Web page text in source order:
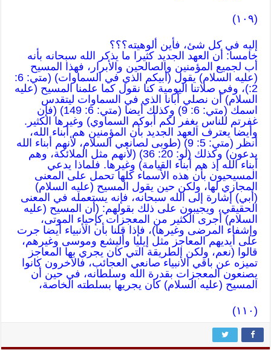
(١٠٩)
إليه في كل شئ، فأين ألوهيته؟؟؟
خامسا: أن العهد الجديد كثيرا ما يذكر الله سبحانه بأنه
أب لجميع المؤمنين والصالحين والأبرار، فهذا المسيح
(عليه السلام) يقول (أبيكم الذي في السماوات) (متي: 6:
2:)، وفي صلاتنا اليومية كنا نقول كما علمنا المسيح (عليه
السلام) أن نصلي أبانا الذي في السماوات ليتقدس
اسمك (متي: 6: 9) وكذلك أيضا (متي: 6: 149) (فإن
غفرتم للناس يغفر لكم أبوكم السماوي) وغيرها الكثير.
وأيضا يعترف العهد الجديد بأن المؤمنين هم أبناء الله،
أنظر (متي: 5: 9) (طوبى لصانعي السلام، لأنهم أبناء الله
يدعون) وكذلك (لو: 20: 36) (لأنهم مثل الملائكة، وهم
أبناء الله إذ هم أبناء القيامة) وغيرها. فلماذا يدعي
المسيحيون بأن هذه الأسماء كلها تحمل على المعنى
المجازي لها، ولكن حين يقول المسيح (عليه السلام)
(أبي) إشارة إلى الله سبحانه، فإنه يستعمله في المعنى
الحقيقي، ويجيبون على ذلك بقولهم: (أن المسيح (عليه
السلام) أجرى الكثير من المعجزات كإحياء الموتى،
وإشفاء المرضى وغيرها)، فإذا قلنا بأن الأنبياء أيضا جرت
على أيديهم المعاجز مثل إيليا وأليشع وموسى وغيرهم،
قالوا (نعم، ولكن الطريقة التي كان يجري بها المعاجز
تميزه عن باقي الأنبياء صانعي العجائب، فالآخرون كانوا
يصنعون المعجزات بقدرة الله وسلطانه، في حين أن
المسيح (عليه السلام) كان يجريها بسلطته الخاصة،
(١١٠)